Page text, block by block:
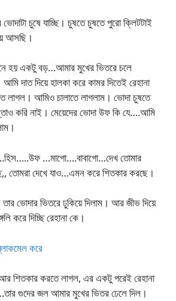
চুষে যাচ্ছি। চুষতে চুষতে পুরো ক্লিটটাই
আসছি।
হয় একটু বড়…আমার মুখের ভিতরে চলে
দাত দিয়ে হালকা করে কামর দিতেই রেহানা
লাগল। আমিও চালাতে লাগলাম। ভোদা চুষতে
করি নাই। মেয়েদের ভোদা উফ কি যে….আমি
…মাগো….বাবাগো…দেখ তোমার
তোমরা দেখে যাও…এমন করে শিতকার করছে।
ভোদার ভিতরে ঢুকিয়ে দিলাম। আর জীভ দিয়ে
করে দিচ্ছি রেহানা কে।
করে
শিতকার করতে লাগল, এর একটু পরেই রেহানা
গুদের জল আমার মুখের ভিতর ঢেলে দিল।